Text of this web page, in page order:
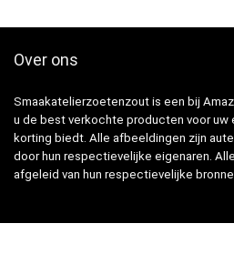
Over ons
Smaakatelierzoetenzout is een bij
u de best verkochte producten voor uw
korting biedt. Alle afbeeldingen zijn
door hun respectievelijke eigenaren.
afgeleid van hun respectievelijke